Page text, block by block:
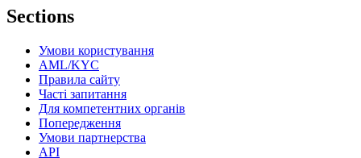
Sections
Умови користування
AML/KYC
Правила сайту
Часті запитання
Для компетентних органів
Попередження
Умови партнерства
API